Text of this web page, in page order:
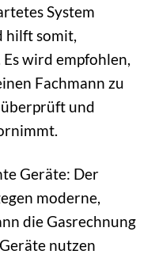
System
hilft somit,
wird empfohlen,
Fachmann zu
und
Geräte: Der
moderne,
die Gasrechnung
nutzen